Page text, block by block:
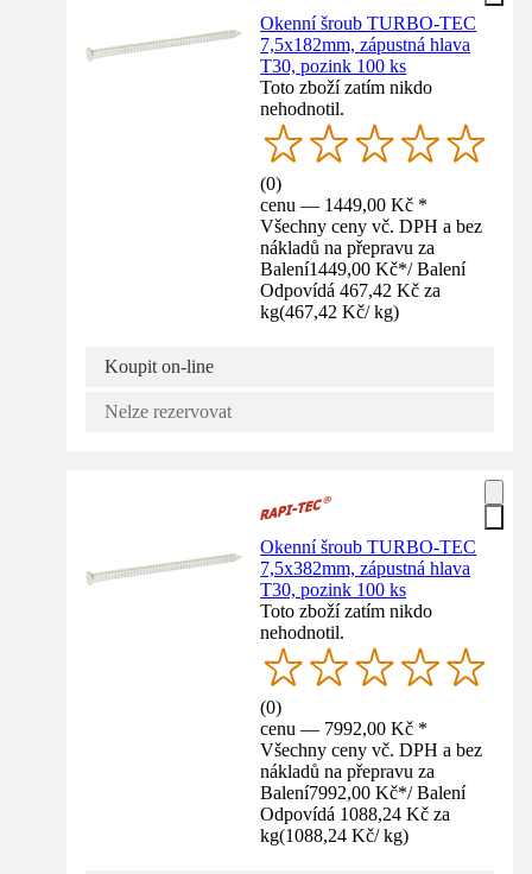
Okenní šroub TURBO-TEC
7,5x182mm, zápustná hlava
T30, pozink 100 ks
Toto zboží zatím nikdo
nehodnotil.
(0)
cenu — 1449,00 Kč *
Všechny ceny vč. DPH a bez
nákladů na přepravu za
Balení1449,00 Kč*/ Balení
Odpovídá 467,42 Kč za
kg(467,42 Kč/ kg)
Koupit on-line
Nelze rezervovat
Okenní šroub TURBO-TEC
7,5x382mm, zápustná hlava
T30, pozink 100 ks
Toto zboží zatím nikdo
nehodnotil.
(0)
cenu — 7992,00 Kč *
Všechny ceny vč. DPH a bez
nákladů na přepravu za
Balení7992,00 Kč*/ Balení
Odpovídá 1088,24 Kč za
kg(1088,24 Kč/ kg)